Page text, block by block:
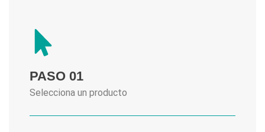
PASO 01
Selecciona un producto